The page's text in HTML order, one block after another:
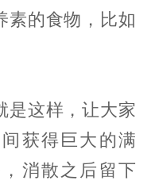
素的食物，比如
是这样，让大家
获得巨大的满
消散之后留下